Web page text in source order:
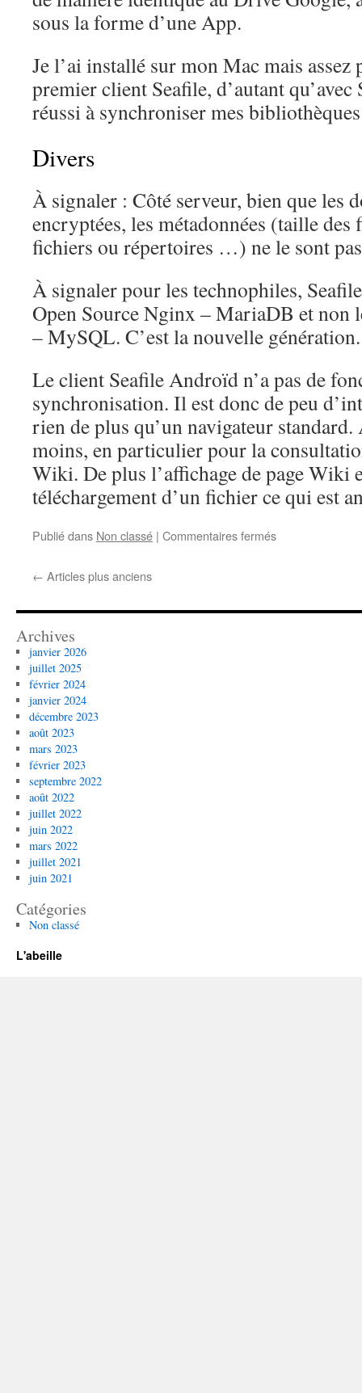
sous la forme d’une App.
Je l’ai installé sur mon Mac mais
premier client Seafile, d’autant qu’avec
réussi à synchroniser mes
Divers
À signaler : Côté serveur, bien que les
encryptées, les métadonnées (taille des
fichiers ou répertoires …) ne le sont
À signaler pour les technophiles,
Open Source Nginx – MariaDB et non
– MySQL. C’est la nouvelle génération.
Le client Seafile Androïd n’a pas de
synchronisation. Il est donc de peu
rien de plus qu’un navigateur
moins, en particulier pour la
Wiki. De plus l’affichage de page Wiki
téléchargement d’un fichier ce qui est
Publié dans Non classé | Commentaires ferméssur
cloud
← Articles plus anciens
Archives
janvier 2026
juillet 2025
février 2024
janvier 2024
décembre 2023
août 2023
mars 2023
février 2023
septembre 2022
août 2022
juillet 2022
juin 2022
mars 2022
juillet 2021
juin 2021
Catégories
Non classé
L'abeille